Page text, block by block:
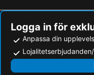
Logga in för
Anpassa din